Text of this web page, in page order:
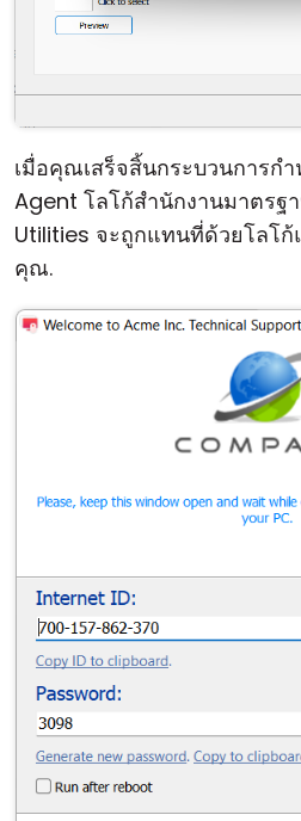
เมื่อคุณเสร็จสิ้นกระบวนการก
Agent โลโก้สำนักงานมาตรฐ
Utilities จะถูกแทนที่ด้วยโลโ
คุณ.